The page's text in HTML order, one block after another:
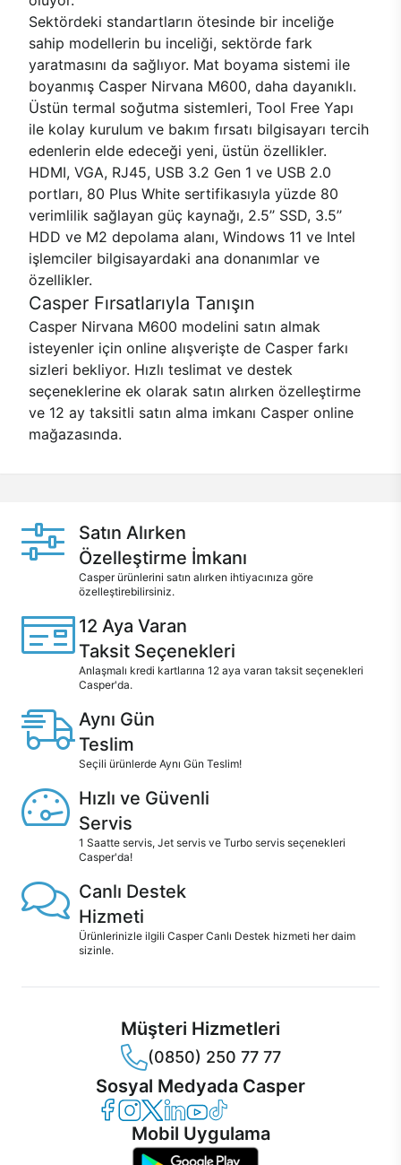
Sektördeki standartların ötesinde bir inceliğe
sahip modellerin bu inceliği, sektörde fark
yaratmasını da sağlıyor. Mat boyama sistemi ile
boyanmış Casper Nirvana M600, daha dayanıklı.
Üstün termal soğutma sistemleri, Tool Free Yapı
ile kolay kurulum ve bakım fırsatı bilgisayarı tercih
edenlerin elde edeceği yeni, üstün özellikler.
HDMI, VGA, RJ45, USB 3.2 Gen 1 ve USB 2.0
portları, 80 Plus White sertifikasıyla yüzde 80
verimlilik sağlayan güç kaynağı, 2.5’’ SSD, 3.5’’
HDD ve M2 depolama alanı, Windows 11 ve Intel
işlemciler bilgisayardaki ana donanımlar ve
özellikler.
Casper Fırsatlarıyla Tanışın
Casper Nirvana M600 modelini satın almak
isteyenler için online alışverişte de Casper farkı
sizleri bekliyor. Hızlı teslimat ve destek
seçeneklerine ek olarak satın alırken özelleştirme
ve 12 ay taksitli satın alma imkanı Casper online
mağazasında.
Satın Alırken
Özelleştirme İmkanı
Casper ürünlerini satın alırken ihtiyacınıza göre
özelleştirebilirsiniz.
12 Aya Varan
Taksit Seçenekleri
Anlaşmalı kredi kartlarına 12 aya varan taksit seçenekleri
Casper'da.
Aynı Gün
Teslim
Seçili ürünlerde Aynı Gün Teslim!
Hızlı ve Güvenli
Servis
1 Saatte servis, Jet servis ve Turbo servis seçenekleri
Casper'da!
Canlı Destek
Hizmeti
Ürünlerinizle ilgili Casper Canlı Destek hizmeti her daim
sizinle.
Müşteri Hizmetleri
(0850) 250 77 77
Sosyal Medyada Casper
Casper Facebook
Casper Instagram
Casper Twitter
Casper LinkedIn
Casper YouTube
Casper TikTok
Mobil Uygulama